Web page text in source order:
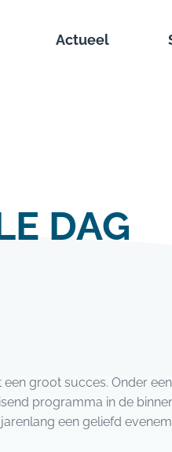
Actueel
DAG
groot succes. Onder
programma in de
een geliefd